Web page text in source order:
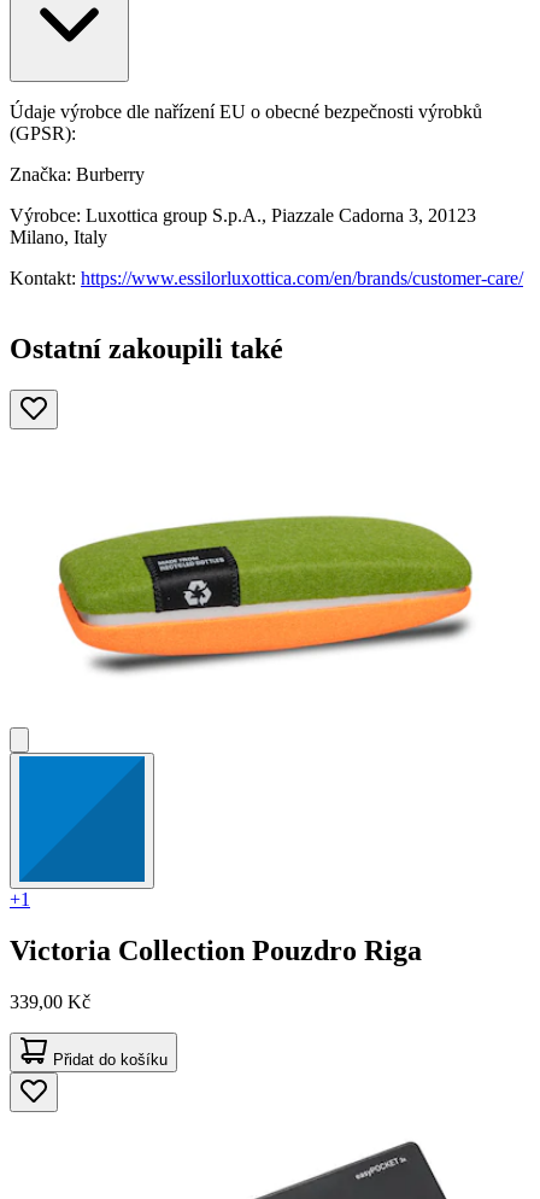
Údaje výrobce dle nařízení EU o obecné bezpečnosti výrobků
(GPSR):
Značka: Burberry
Výrobce: Luxottica group S.p.A., Piazzale Cadorna 3, 20123
Milano, Italy
Kontakt: https://www.essilorluxottica.com/en/brands/customer-care/
Ostatní zakoupili také
+1
Victoria Collection Pouzdro Riga
339,00 Kč
Přidat do košíku